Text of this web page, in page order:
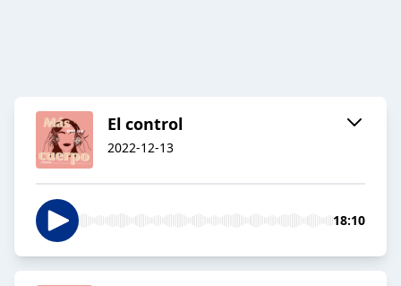
El control
2022-12-13
18:10